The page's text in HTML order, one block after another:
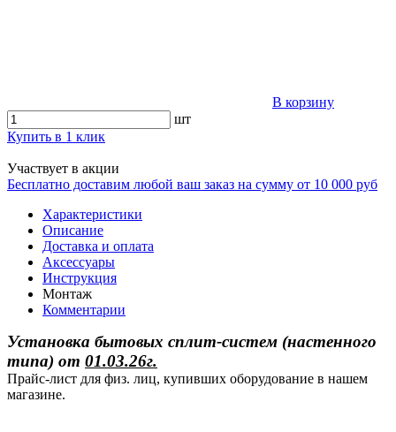
В корзину
шт
Купить в 1 клик
Участвует в акции
Бесплатно доставим любой ваш заказ на сумму от 10 000 руб
Характеристики
Описание
Доставка и оплата
Аксессуары
Инструкция
Монтаж
Комментарии
Установка бытовых сплит-систем (настенного
типа) от 01.03.26г.
Прайс-лист для физ. лиц, купивших оборудование в нашем
магазине.